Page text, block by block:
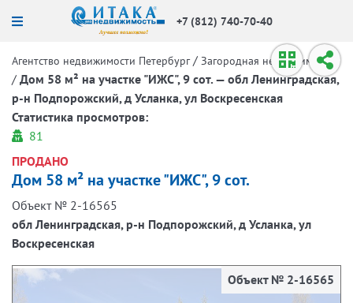
+7 (812) 740-70-40
Агентство недвижимости Петербург / Загородная недвижимость
/ Дом 58 м² на участке "ИЖС", 9 сот. — обл Ленинградская,
р-н Подпорожский, д Усланка, ул Воскресенская
Статистика просмотров:
81
ПРОДАНО
Дом 58 м² на участке "ИЖС", 9 сот.
Объект № 2-16565
обл Ленинградская, р-н Подпорожский, д Усланка, ул
Воскресенская
Объект № 2-16565